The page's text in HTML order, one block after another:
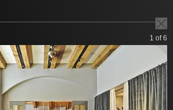
1 of 6